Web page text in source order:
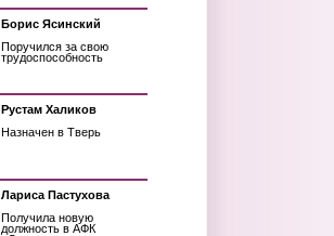
Борис Ясинский
Поручился за свою
трудоспособность
Рустам Халиков
Назначен в Тверь
Лариса Пастухова
Получила новую
должность в АФК